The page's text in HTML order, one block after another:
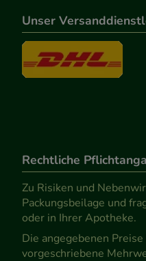
Unser
Rechtliche
Zu Risiken und
Packungsbeilage und
oder in Ihrer Apotheke.
Die angegebenen
vorgeschriebene